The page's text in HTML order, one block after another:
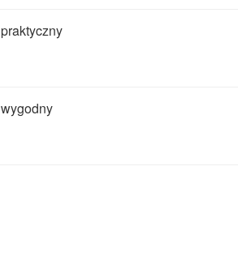
praktyczny
wygodny